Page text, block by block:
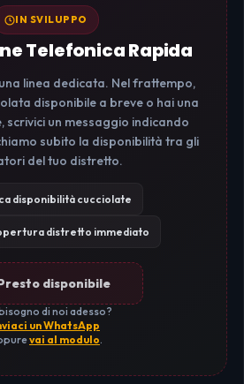
IN SVILUPPO
Telefonica Rapida
linea dedicata. Nel frattempo,
disponibile a breve o hai una
scrivici un messaggio indicando
subito la disponibilità tra gli
del tuo distretto.
disponibilità cucciolate
distretto immediato
disponibile
di noi adesso?
un WhatsApp
vai al modulo.